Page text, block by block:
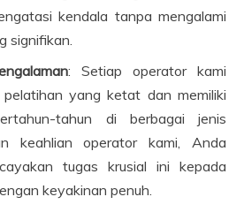
kendala tanpa mengalami
signifikan.
: Setiap operator kami
yang ketat dan memiliki
tahun di berbagai jenis
keahlian operator kami, Anda
tugas krusial ini kepada
keyakinan penuh.